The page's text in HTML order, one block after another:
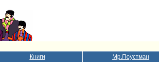
Книги Мр.Поустман